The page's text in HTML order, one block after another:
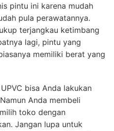
pintu ini karena mudah
pula perawatannya.
terjangkau ketimbang
lagi, pintu yang
memiliki berat yang
bisa Anda lakukan
Anda membeli
toko dengan
Jangan lupa untuk